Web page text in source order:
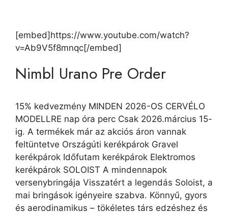
[embed]https://www.youtube.com/watch?
v=Ab9V5f8mnqc[/embed]
Nimbl Urano Pre Order
15% kedvezmény MINDEN 2026-OS CERVÉLO
MODELLRE nap óra perc Csak 2026.március 15-
ig. A termékek már az akciós áron vannak
feltüntetve Országúti kerékpárok Gravel
kerékpárok Időfutam kerékpárok Elektromos
kerékpárok SOLOIST A mindennapok
versenybringája Visszatért a legendás Soloist, a
mai bringások igényeire szabva. Könnyű, gyors
és aerodinamikus – tökéletes társ edzéshez és